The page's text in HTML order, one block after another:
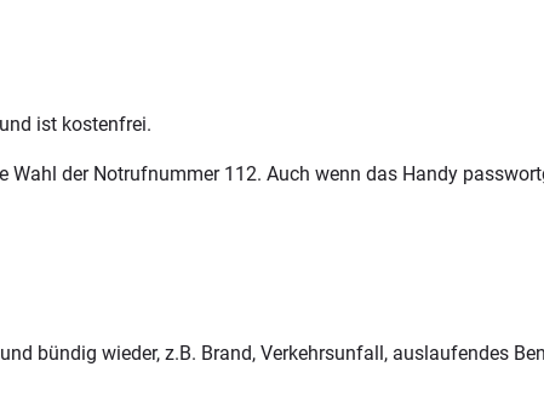
ist kostenfrei.
der Notrufnummer 112. Auch wenn das Handy
bündig wieder, z.B. Brand, Verkehrsunfall, auslaufendes